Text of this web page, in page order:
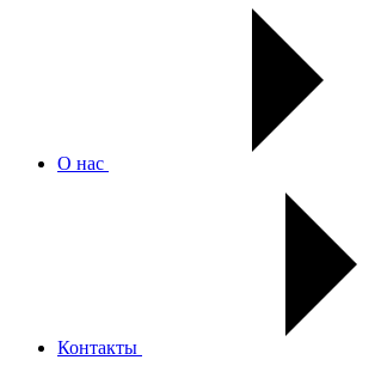
О нас
Контакты